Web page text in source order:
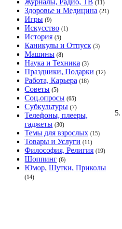
Журналы, Радио, ТВ (11)
Здоровье и Медицина (21)
Игры (9)
Искусство (1)
История (5)
Каникулы и Отпуск (3)
Машины (8)
Наука и Техника (3)
Праздники, Подарки (12)
Работа, Карьера (18)
Советы (5)
Соц.опросы (65)
Субкультуры (7)
Телефоны, плееры,
гаджеты (30)
Темы для взрослых (15)
Товары и Услуги (11)
Философия, Религия (19)
Шоппинг (6)
Юмор, Шутки, Приколы
(14)
5.